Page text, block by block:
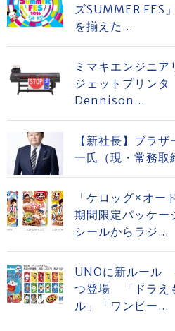
ズSUMMER FES
を揃えた...
ミマキエンジニ
ジェットプリン
Dennison...
【新社長】ブラ
一氏（現・常務
「ケロッグ×オ
期間限定パッケ
シールからラジ...
UNOに新ルール
つ登場 「ドラえ
ル」「ワンピー...